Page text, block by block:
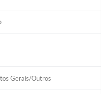
Gerais/Outros